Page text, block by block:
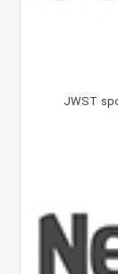
JWST